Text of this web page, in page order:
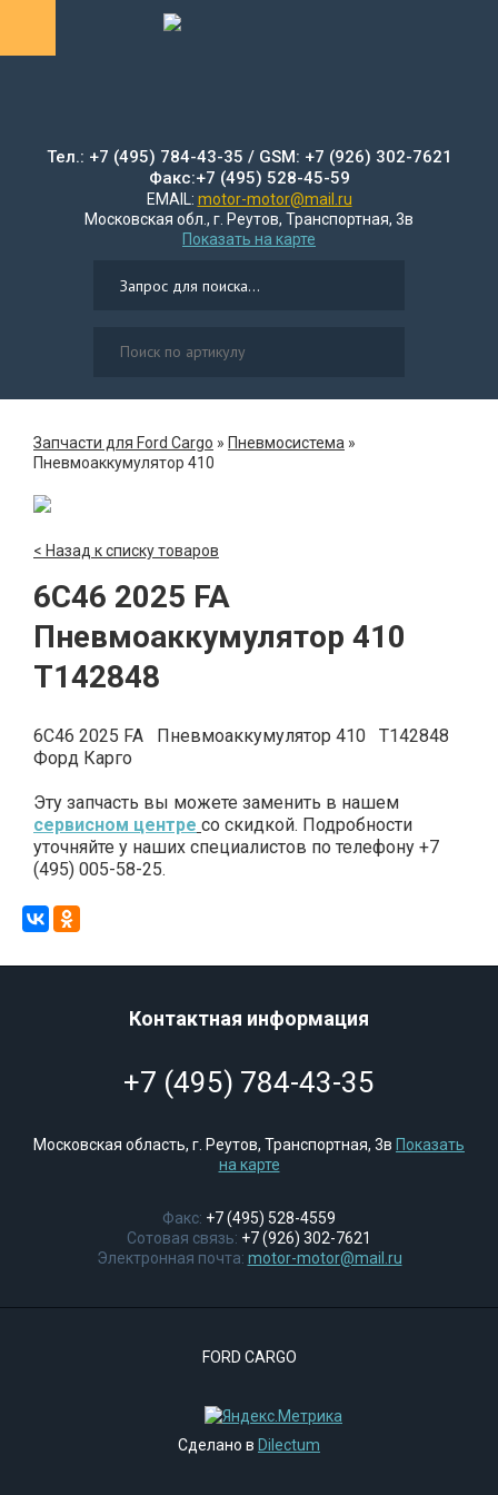
Тел.: +7 (495) 784-43-35 / GSM: +7 (926) 302-7621
Факс:+7 (495) 528-45-59
EMAIL: motor-motor@mail.ru
Московская обл., г. Реутов, Транспортная, 3в
Показать на карте
Запчасти для Ford Cargo » Пневмосистема »
Пневмоаккумулятор 410
< Назад к списку товаров
6C46 2025 FA
Пневмоаккумулятор 410
T142848
6C46 2025 FA Пневмоаккумулятор 410 T142848
Форд Карго
Эту запчасть вы можете заменить в нашем
сервисном центре со скидкой. Подробности
уточняйте у наших специалистов по телефону +7
(495) 005-58-25.
Контактная информация
+7 (495) 784-43-35
Московская область, г. Реутов, Транспортная, 3в Показать
на карте
Факс: +7 (495) 528-4559
Сотовая связь: +7 (926) 302-7621
Электронная почта: motor-motor@mail.ru
FORD CARGO
Сделано в Dilectum